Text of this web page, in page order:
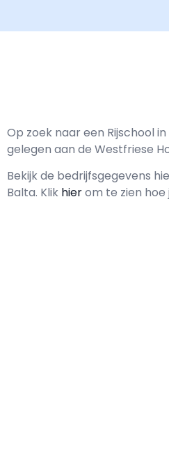
Op zoek naar een Rijschool
gelegen aan de Westfriese
Bekijk de bedrijfsgegevens
Balta. Klik hierom te zien hoe